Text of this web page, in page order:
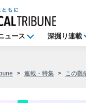
ュース 深掘り連載
連載・特集 この難